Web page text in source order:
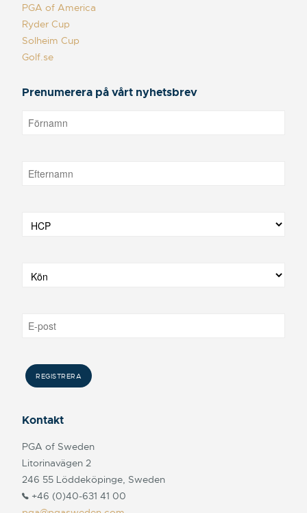
PGA of America
Ryder Cup
Solheim Cup
Golf.se
Prenumerera på vårt nyhetsbrev
Kontakt
PGA of Sweden
Litorinavägen 2
246 55 Löddeköpinge, Sweden
+46 (0)40-631 41 00